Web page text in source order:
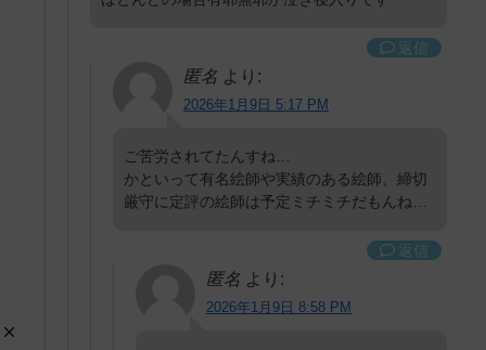
返信
匿名 より:
2026年1月9日 5:17 PM
ご苦労されてたんすね…
かといって有名絵師や実績のある絵師、締切
厳守に定評の絵師は予定ミチミチだもんね…
返信
匿名 より:
2026年1月9日 8:58 PM